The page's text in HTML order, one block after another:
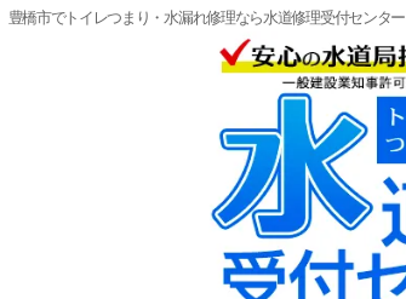
豊橋市でトイレつまり・水漏れ修理なら水道修理受付センター